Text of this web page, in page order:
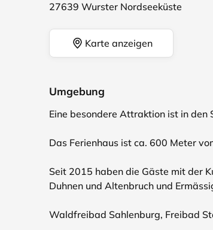
27639 Wurster Nordseeküste
Karte anzeigen
Umgebung
Eine besondere Attraktion ist in
Das Ferienhaus ist ca. 600 Meter
Seit 2015 haben die Gäste mit der
Duhnen und Altenbruch und
Waldfreibad Sahlenburg, Freibad